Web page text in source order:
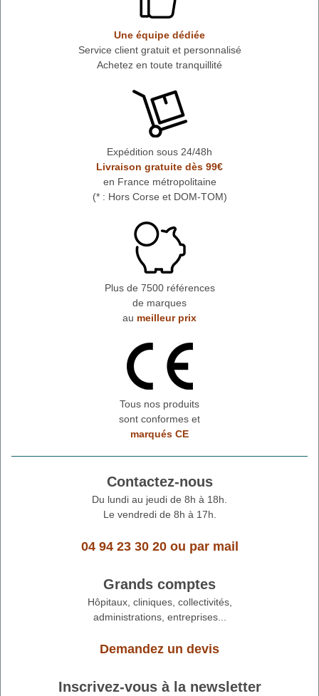
Une équipe dédiée
Service client gratuit et personnalisé
Achetez en toute tranquillité
Expédition sous 24/48h
Livraison gratuite dès 99€
en France métropolitaine
(* : Hors Corse et DOM-TOM)
Plus de 7500 références
de marques
au meilleur prix
Tous nos produits
sont conformes et
marqués CE
Contactez-nous
Du lundi au jeudi de 8h à 18h.
Le vendredi de 8h à 17h.
04 94 23 30 20ou par mail
Grands comptes
Hôpitaux, cliniques, collectivités,
administrations, entreprises...
Demandez un devis
Inscrivez-vous à la newsletter